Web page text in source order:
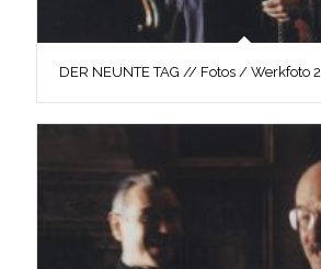
DER NEUNTE TAG // Fotos / Werkfoto 2